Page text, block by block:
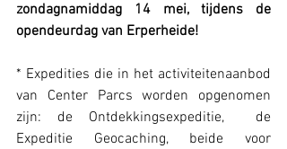
zondagnamiddag 14 mei, tijdens de
opendeurdag van Erperheide!
* Expedities die in het activiteitenaanbod
van Center Parcs worden opgenomen
zijn: de Ontdekkingsexpeditie,  de
Expeditie Geocaching, beide voor